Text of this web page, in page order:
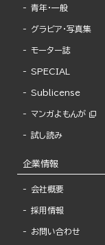
青年・一般
グラビア・写真集
モーター誌
SPECIAL
Sublicense
マンガよもんが
試し読み
企業情報
会社概要
採用情報
お問い合わせ